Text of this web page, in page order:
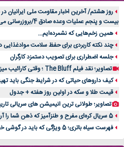
روز هشتم/ آخرین اخبار مقاومت ملی ایرانیان
بیست و پنجم عملیات وعده صادق 4/بروزرسانی می شود
همین زخم‌هایی که نشمرده‌ایم...
چند نکته کاربردی برای حفظ سلامت
جلسه اضطراری برای تصویب دستمزد کارگران
تصاویر؛ نقد فیلم The Bluff ؛ وقتی کارائیب میزبان جان ویک می‌شود
کیف داروهای حیاتی که در شرایط جنگی باید
قیمت طلا و سکه در اولین روز هفته + جدول
تصاویر؛ طولانی ترین انیمیشن های سریالی
5 سریال کره‌ای مفرح و طنزآمیز که ذهن شما را آرام می‌کنند
فهرست سیاه باتری؛ 5 ویژگی که باید در گوشی خود غیرفعال کنید